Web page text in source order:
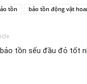
tồn bảo tồn động vật
tồn sếu đầu đỏ tốt